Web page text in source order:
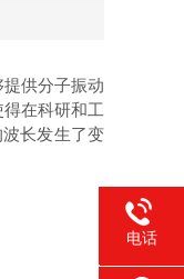
供分子振动
在科研和工
长发生了变
电话